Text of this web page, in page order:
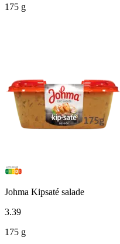
175 g
Johma Kipsaté salade
3.39
175 g